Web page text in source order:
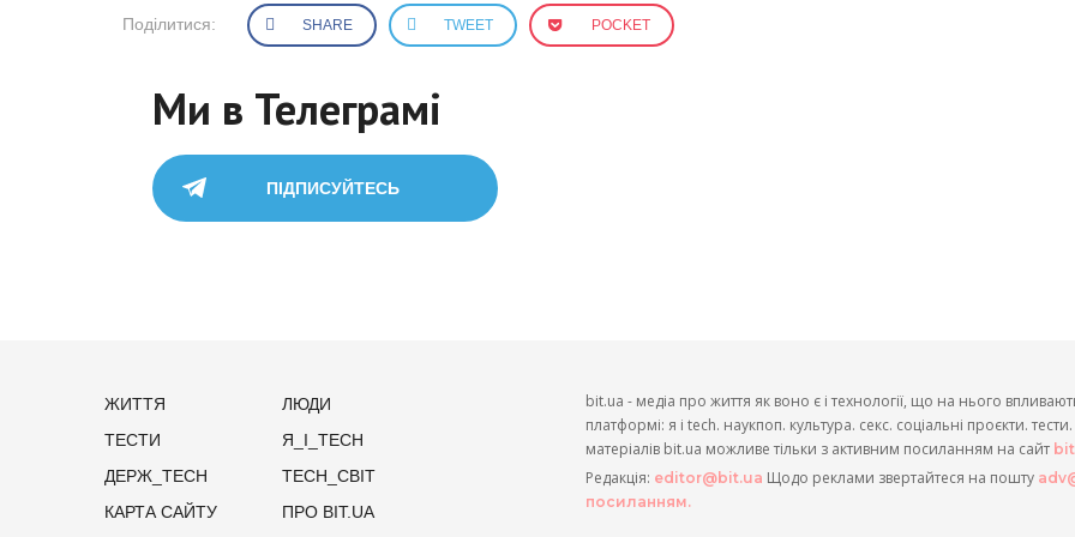
Поділитися: SHARE TWEET POCKET
Ми в Телеграмі
ПІДПИСУЙТЕСЬ
ЖИТТЯ
ЛЮДИ
ТЕСТИ
Я_І_TECH
ДЕРЖ_TECH
TECH_СВІТ
КАРТА САЙТУ
ПРО BIT.UA
bit.ua - медіа про життя як воно є і технології, що на нього
платформі: я і tech. наукпоп. культура. секс. соціальні проєкти.
матеріалів bit.ua можливе тільки з активним посиланням на сайт
Редакція: editor@bit.ua Щодо реклами звертайтеся на пошту
посиланням.